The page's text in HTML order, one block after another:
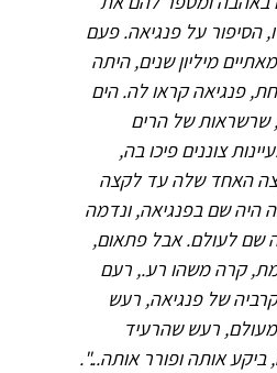
הסיפור על פנגיאה. פעם
מיליון שנים, היתה
פנגיאה קראו לה. הים
שרשראות של הרים
צוננים פיכו בה,
האחד שלה עד לקצה
היה שם בפנגיאה, ונדמה
שם לעולם. אבל פתאום,
קרה משהו רע., רעם
של פנגיאה, רעש
רעש שהרעיד
אותה ופורר אותה...".